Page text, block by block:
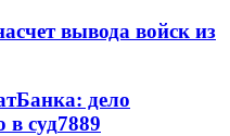
вывода войск из
дело
в суд7889